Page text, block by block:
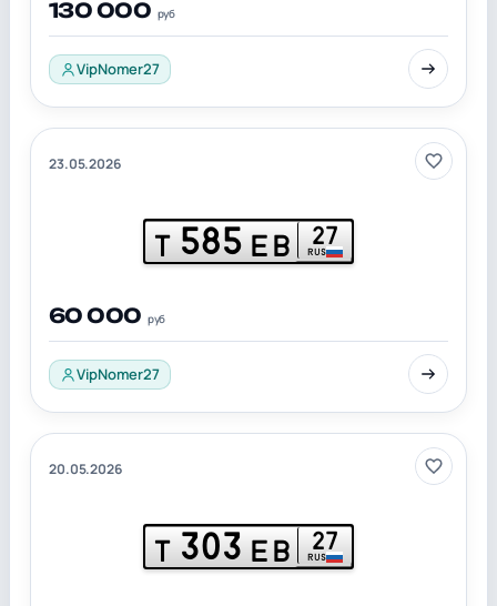
130 000 руб
VipNomer27
23.05.2026
Т 585 ЕВ 27
RUS
60 000 руб
VipNomer27
20.05.2026
Т 303 ЕВ 27
RUS